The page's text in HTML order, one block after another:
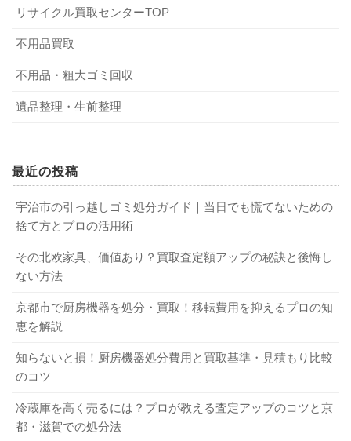
らうことができます。主な方法は、以下の2つとなるでしょ
う。
品目に指定していることがあります。まずは、ホームペー
ジなどで対象品目か確認してみてください。対象品目であ
れば、役所や商業施設などに設置された「専用回収ボック
ス」に投入することで処分可能です。小型家電リサイクル
クルしてくれます。なお、処分費用は無料です。
1-1-2．不燃ゴミなどとして廃棄処分
治体のホームページなどで確認してください。なお、粗大
ゴミ扱いになる場合は、1個数百円程度の費用がかかること
不要になった電気ケトルは、リサイクルショップや不用品
3-1-1．最初に査定を受けて検討しよう
最初に買取査定を受けましょう。買取可能で提示金額に納
得できる場合は、正式に依頼してください。なお、査定だ
けなら、複数の業者に依頼しても構いません。業者によっ
金額が異なるからです。
3-1-2．業者に売るメリット・デメリット
メリット
ほかの不用品も同時に売ることができる
日時・場所を指定して回収してもらえる
リサイクル買取センターTOP
不用品買取
不用品・粗大ゴミ回収
遺品整理・生前整理
最近の投稿
宇治市の引っ越しゴミ処分ガイド｜当日でも慌てないための
捨て方とプロの活用術
その北欧家具、価値あり？買取査定額アップの秘訣と後悔し
ない方法
京都市で厨房機器を処分・買取！移転費用を抑えるプロの知
恵を解説
知らないと損！厨房機器処分費用と買取基準・見積もり比較
のコツ
冷蔵庫を高く売るには？プロが教える査定アップのコツと京
都・滋賀での処分法